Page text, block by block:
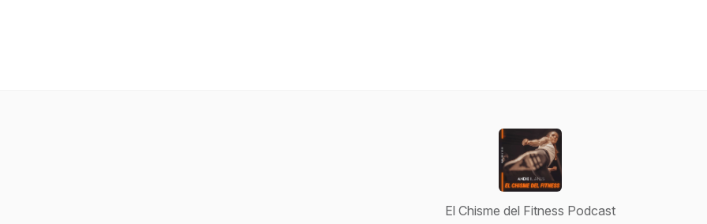
El Chisme del Fitness Podcast